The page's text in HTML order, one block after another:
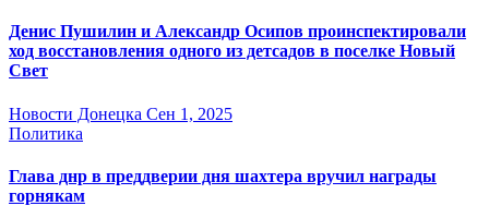
Денис Пушилин и Александр Осипов проинспектировали
ход восстановления одного из детсадов в поселке Новый
Свет
Новости Донецка Сен 1, 2025
Политика
Глава днр в преддверии дня шахтера вручил награды
горнякам